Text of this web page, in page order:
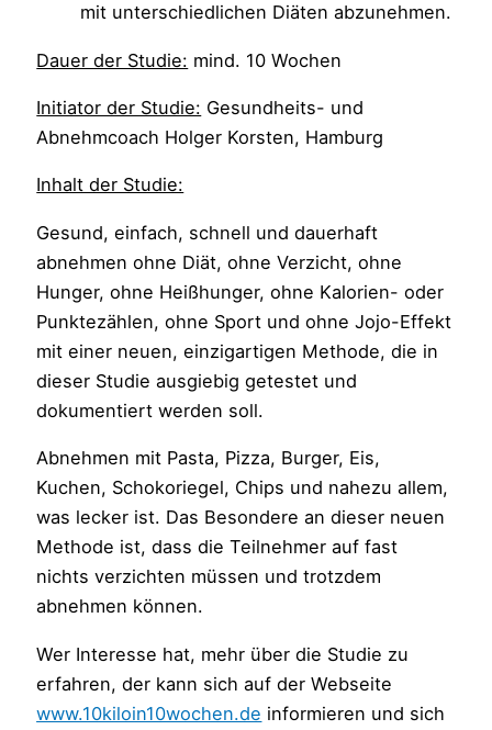
mit unterschiedlichen Diäten abzunehmen.
Dauer der Studie: mind. 10 Wochen
Initiator der Studie: Gesundheits- und
Abnehmcoach Holger Korsten, Hamburg
Inhalt der Studie:
Gesund, einfach, schnell und dauerhaft
abnehmen ohne Diät, ohne Verzicht, ohne
Hunger, ohne Heißhunger, ohne Kalorien- oder
Punktezählen, ohne Sport und ohne Jojo-Effekt
mit einer neuen, einzigartigen Methode, die in
dieser Studie ausgiebig getestet und
dokumentiert werden soll.
Abnehmen mit Pasta, Pizza, Burger, Eis,
Kuchen, Schokoriegel, Chips und nahezu allem,
was lecker ist. Das Besondere an dieser neuen
Methode ist, dass die Teilnehmer auf fast
nichts verzichten müssen und trotzdem
abnehmen können.
Wer Interesse hat, mehr über die Studie zu
erfahren, der kann sich auf der Webseite
www.10kiloin10wochen.de informieren und sich